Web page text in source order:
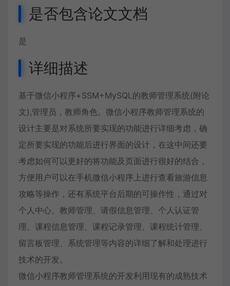
是否包含论文文档
是
详细描述
基于微信小程序+SSM+MySQL的教师管理系统(附论
文),管理员，教师角色。微信小程序教师管理系统的
设计主要是对系统所要实现的功能进行详细考虑，确
定所要实现的功能后进行界面的设计，在这中间还要
考虑如何可以更好的将功能及页面进行很好的结合，
方便用户可以在手机微信小程序上进行查看旅游信息
攻略等操作，还有系统平台后期的可操作性，通过对
个人中心、教师管理、请假信息管理、个人认证管
理、课程信息管理、课程记录管理、课程统计管理、
留言板管理、系统管理等内容的详细了解和处理进行
技术的开发。
微信小程序教师管理系统的开发利用现有的成熟技术